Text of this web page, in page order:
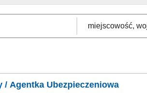
/ Agentka Ubezpieczeniowa